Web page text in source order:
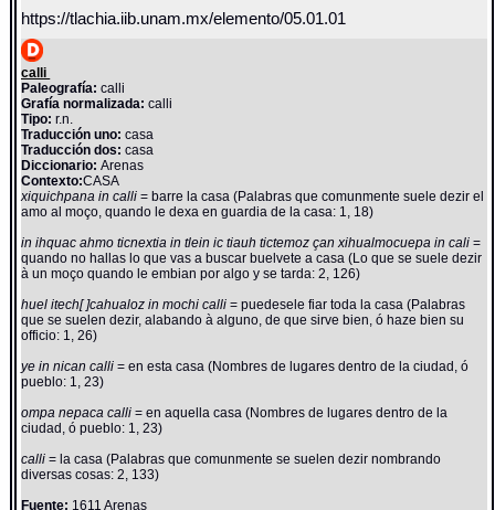
https://tlachia.iib.unam.mx/elemento/05.01.01
calli
Paleografía: calli
Grafía normalizada: calli
Tipo: r.n.
Traducción uno: casa
Traducción dos: casa
Diccionario:Arenas
Contexto:CASA
xiquichpana in calli= barre la casa (Palabras que comunmente suele dezir el
amo al moço, quando le dexa en guardia de la casa: 1, 18)
in ihquac ahmo ticnextia in tlein ic tiauh tictemoz çan xihualmocuepa in cali=
quando no hallas lo que vas a buscar buelvete a casa (Lo que se suele dezir
à un moço quando le embian por algo y se tarda: 2, 126)
huel itech[ ]cahualoz in mochi calli= puedesele fiar toda la casa (Palabras
que se suelen dezir, alabando à alguno, de que sirve bien, ó haze bien su
officio: 1, 26)
ye in nican calli= en esta casa (Nombres de lugares dentro de la ciudad, ó
pueblo: 1, 23)
ompa nepaca calli= en aquella casa (Nombres de lugares dentro de la
ciudad, ó pueblo: 1, 23)
calli= la casa (Palabras que comunmente se suelen dezir nombrando
diversas cosas: 2, 133)
Fuente: 1611 Arenas